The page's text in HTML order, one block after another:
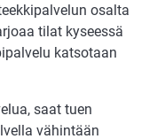
osalta
tilat kyseessä
katsotaan
saat tuen
vähintään